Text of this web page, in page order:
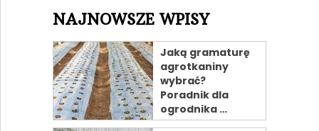
NAJNOWSZE WPISY
Jaką gramaturę
agrotkaniny
wybrać?
Poradnik dla
ogrodnika …